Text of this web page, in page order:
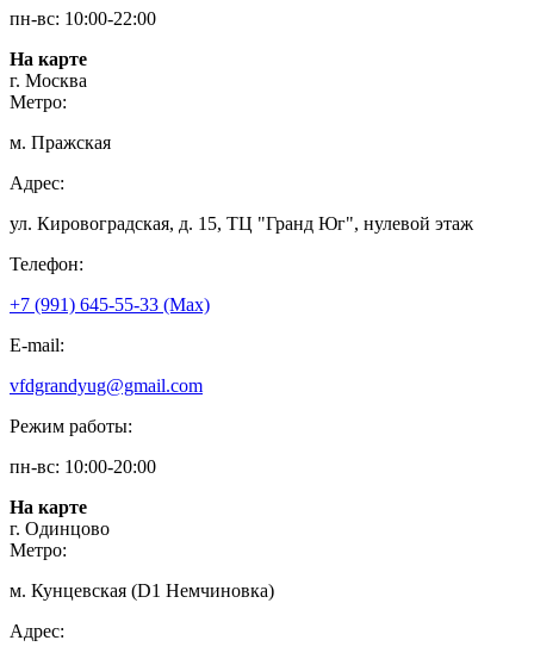
пн-вс: 10:00-22:00
На карте
г. Москва
Метро:
м. Пражская
Адрес:
ул. Кировоградская, д. 15, ТЦ "Гранд Юг", нулевой этаж
Телефон:
+7 (991) 645-55-33 (Мах)
E-mail:
vfdgrandyug@gmail.com
Режим работы:
пн-вс: 10:00-20:00
На карте
г. Одинцово
Метро:
м. Кунцевская (D1 Немчиновка)
Адрес: